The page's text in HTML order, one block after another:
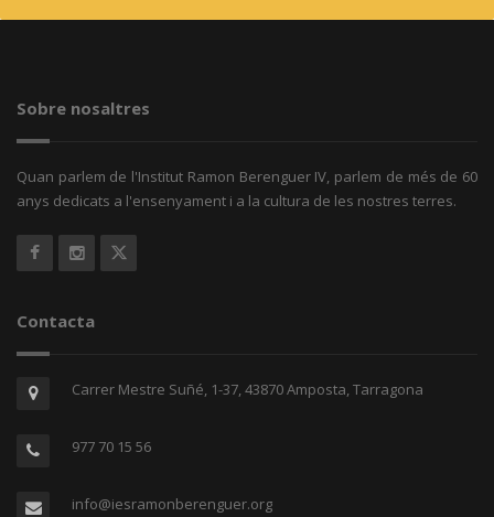
Sobre nosaltres
Quan parlem de l'Institut Ramon Berenguer IV, parlem de més de 60
anys dedicats a l'ensenyament i a la cultura de les nostres terres.
Contacta
Carrer Mestre Suñé, 1-37, 43870 Amposta, Tarragona
977 70 15 56
info@iesramonberenguer.org